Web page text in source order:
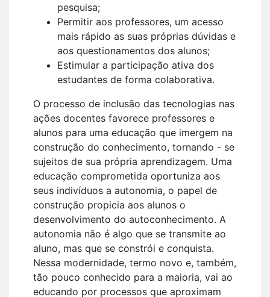
pesquisa;
Permitir aos professores, um acesso
mais rápido as suas próprias dúvidas e
aos questionamentos dos alunos;
Estimular a participação ativa dos
estudantes de forma colaborativa.
O processo de inclusão das tecnologias nas
ações docentes favorece professores e
alunos para uma educação que imergem na
construção do conhecimento, tornando - se
sujeitos de sua própria aprendizagem. Uma
educação comprometida oportuniza aos
seus indivíduos a autonomia, o papel de
construção propicia aos alunos o
desenvolvimento do autoconhecimento. A
autonomia não é algo que se transmite ao
aluno, mas que se constrói e conquista.
Nessa modernidade, termo novo e, também,
tão pouco conhecido para a maioria, vai ao
educando por processos que aproximam